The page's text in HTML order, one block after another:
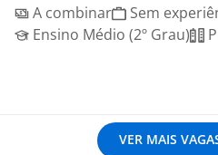
A combinar
Sem
Ensino Médio (2º Grau)
VER MAIS